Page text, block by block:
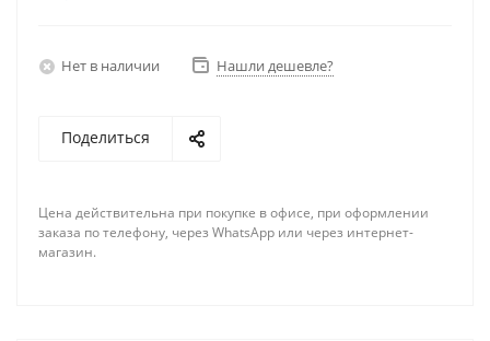
Нет в наличии Нашли дешевле?
Поделиться
Цена действительна при покупке в офисе, при оформлении
заказа по телефону, через WhatsApp или через интернет-
магазин.